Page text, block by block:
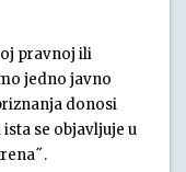
pravnoj ili
jedno javno
donosi
se objavljuje u